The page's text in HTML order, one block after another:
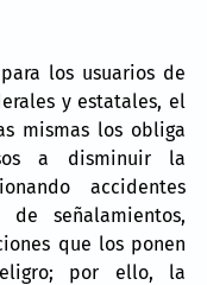
los usuarios de
y estatales, el
mismas los obliga
a disminuir la
accidentes
señalamientos,
que los ponen
por ello, la